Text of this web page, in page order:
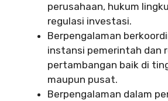
perusahaan, hukum
regulasi investasi.
Berpengalaman
instansi pemerintah dan
pertambangan baik di
maupun pusat.
Berpengalaman dalam